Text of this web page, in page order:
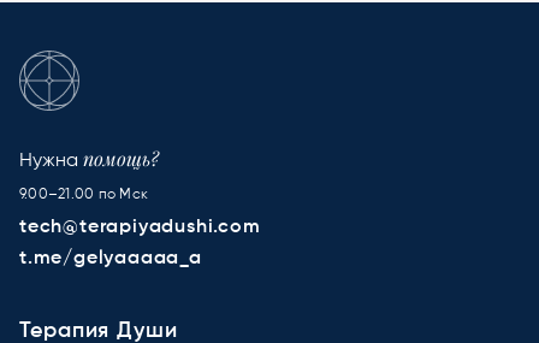
Нужна помощь?
9.00–21.00 по Мск
tech@terapiyadushi.com
t.me/gelyaaaaa_a
Терапия Души